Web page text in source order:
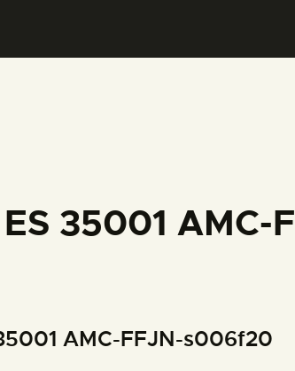
35001 AMC-
AMC-FFJN-s006f20